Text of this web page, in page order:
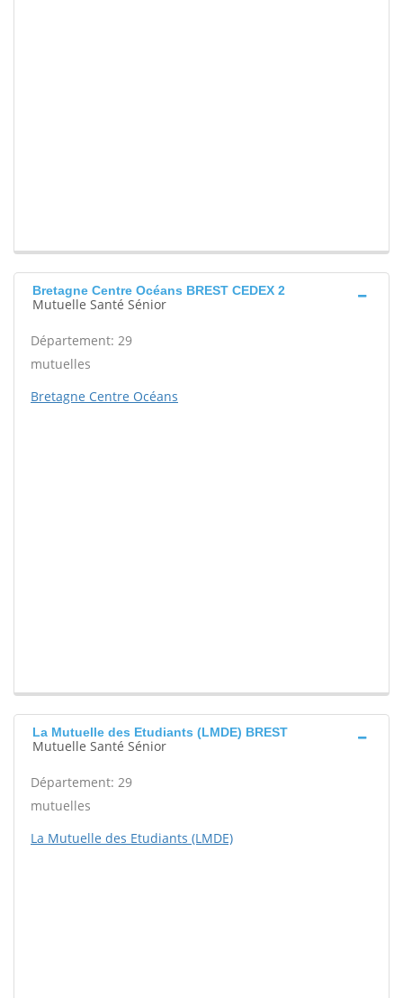
Bretagne Centre Océans BREST CEDEX 2
Mutuelle Santé Sénior
Département: 29
mutuelles
Bretagne Centre Océans
La Mutuelle des Etudiants (LMDE) BREST
Mutuelle Santé Sénior
Département: 29
mutuelles
La Mutuelle des Etudiants (LMDE)